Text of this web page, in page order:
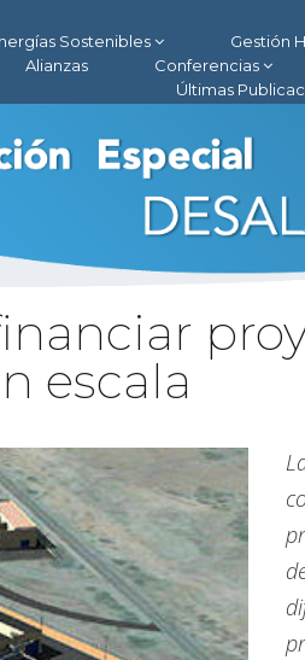
Sostenibles Gestión
Alianzas Conferencias
Últimas
escala